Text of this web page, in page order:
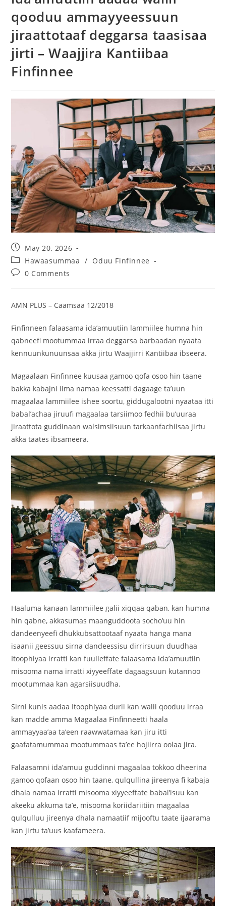
qooduu ammayyeessuun
jiraattotaaf deggarsa taasisaa
jirti – Waajjira Kantiibaa
Finfinnee
May 20, 2026
Hawaasummaa / Oduu Finfinnee
0 Comments
AMN PLUS – Caamsaa 12/2018
Finfinneen falaasama ida’amuutiin lammiilee humna hin
qabneefi mootummaa irraa deggarsa barbaadan nyaata
kennuunkunuunsaa akka jirtu Waajjirri Kantiibaa ibseera.
Magaalaan Finfinnee kuusaa gamoo qofa osoo hin taane
bakka kabajni ilma namaa keessatti dagaage ta’uun
magaalaa lammiilee ishee soortu, giddugalootni nyaataa itti
babal’achaa jiruufi magaalaa tarsiimoo fedhii bu’uuraa
jiraattota guddinaan walsimsiisuun tarkaanfachiisaa jirtu
akka taates ibsameera.
Haaluma kanaan lammiilee galii xiqqaa qaban, kan humna
hin qabne, akkasumas maanguddoota socho’uu hin
dandeenyeefi dhukkubsattootaaf nyaata hanga mana
isaanii geessuu sirna dandeessisu dirrirsuun duudhaa
Itoophiyaa irratti kan fuulleffate falaasama ida’amuutiin
misooma nama irratti xiyyeeffate dagaagsuun kutannoo
mootummaa kan agarsiisuudha.
Sirni kunis aadaa Itoophiyaa durii kan walii qooduu irraa
kan madde amma Magaalaa Finfinneetti haala
ammayyaa’aa ta’een raawwatamaa kan jiru itti
gaafatamummaa mootummaas ta’ee hojiirra oolaa jira.
Falaasamni ida’amuu guddinni magaalaa tokkoo dheerina
gamoo qofaan osoo hin taane, qulqullina jireenya fi kabaja
dhala namaa irratti misooma xiyyeeffate babal’isuu kan
akeeku akkuma ta’e, misooma koriidariitiin magaalaa
qulqulluu jireenya dhala namaatiif mijooftu taate ijaarama
kan jirtu ta’uus kaafameera.